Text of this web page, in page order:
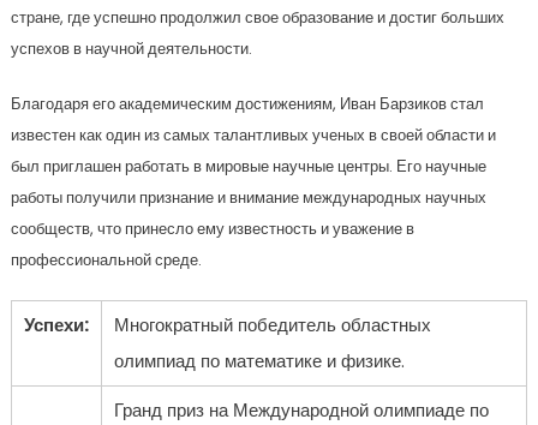
стране, где успешно продолжил свое образование и достиг больших
успехов в научной деятельности.
Благодаря его академическим достижениям, Иван Барзиков стал
известен как один из самых талантливых ученых в своей области и
был приглашен работать в мировые научные центры. Его научные
работы получили признание и внимание международных научных
сообществ, что принесло ему известность и уважение в
профессиональной среде.
Успехи:
Многократный победитель областных
олимпиад по математике и физике.
Гранд приз на Международной олимпиаде по